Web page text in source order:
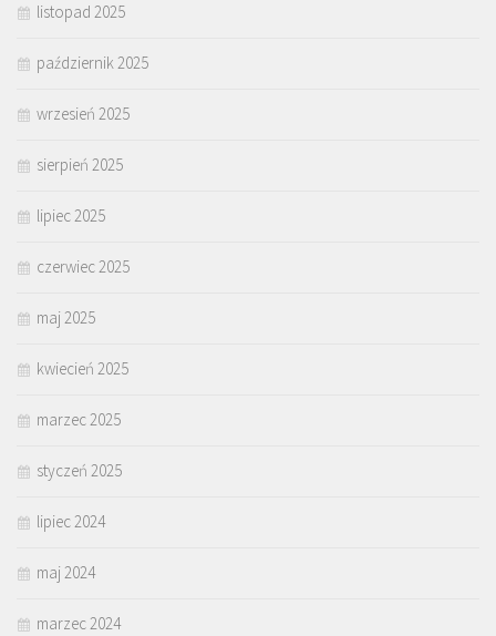
listopad 2025
październik 2025
wrzesień 2025
sierpień 2025
lipiec 2025
czerwiec 2025
maj 2025
kwiecień 2025
marzec 2025
styczeń 2025
lipiec 2024
maj 2024
marzec 2024